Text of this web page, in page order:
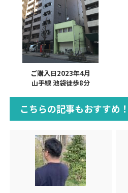
ご購入日2023年4月
山手線 池袋徒歩8分
こちらの記事もおすすめ！